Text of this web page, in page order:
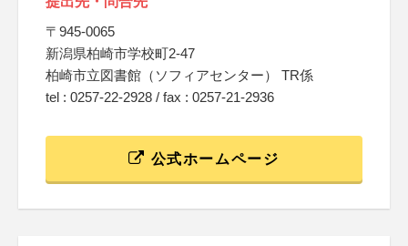
〒945-0065
新潟県柏崎市学校町2-47
柏崎市立図書館（ソフィアセンター） TR係
tel : 0257-22-2928 / fax : 0257-21-2936
公式ホームページ